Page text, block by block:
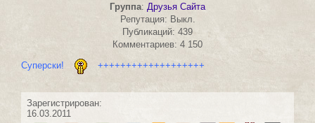
Группа: Друзья Сайта
Репутация: Выкл.
Публикаций: 439
Комментариев: 4 150
Суперски! +++++++++++++++++++
Зарегистрирован:
16.03.2011